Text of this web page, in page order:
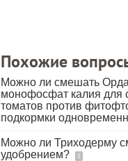
Похожие
Можно ли смешать
монофосфат калия для
томатов против
подкормки
Можно ли Триходерму
удобрением?
5